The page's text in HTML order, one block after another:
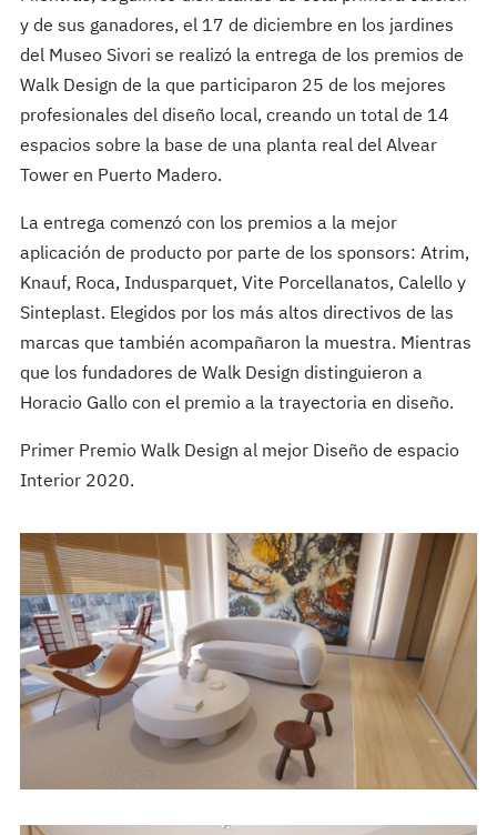
y de sus ganadores, el 17 de diciembre en los jardines
del Museo Sivori se realizó la entrega de los premios de
Walk Design de la que participaron 25 de los mejores
profesionales del diseño local, creando un total de 14
espacios sobre la base de una planta real del Alvear
Tower en Puerto Madero.
La entrega comenzó con los premios a la mejor
aplicación de producto por parte de los sponsors: Atrim,
Knauf, Roca, Indusparquet, Vite Porcellanatos, Calello y
Sinteplast. Elegidos por los más altos directivos de las
marcas que también acompañaron la muestra. Mientras
que los fundadores de Walk Design distinguieron a
Horacio Gallo con el premio a la trayectoria en diseño.
Primer Premio Walk Design al mejor Diseño de espacio
Interior 2020.